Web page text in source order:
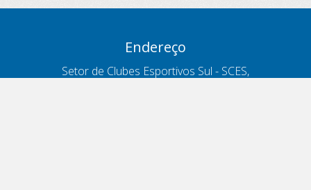
Endereço
Setor de Clubes Esportivos Sul - SCES,